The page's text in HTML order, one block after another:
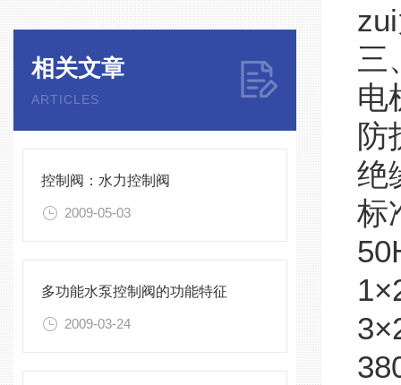
相关文章
ARTICLES
控制阀：水力控制阀
2009-05-03
多功能水泵控制阀的功能特征
2009-03-24
三
电
防
绝
标